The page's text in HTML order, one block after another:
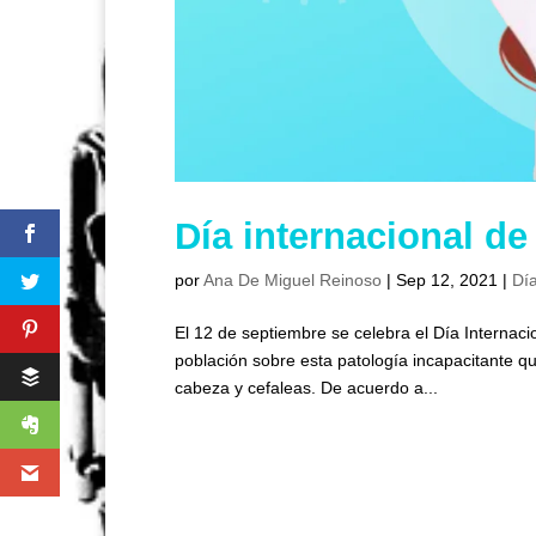
Día internacional
porAna De Miguel Reinoso |Sep 12, 2021 |
El 12 de septiembre se celebra el Día
población sobre esta patología incapacitante
cabeza y cefaleas. De acuerdo a...